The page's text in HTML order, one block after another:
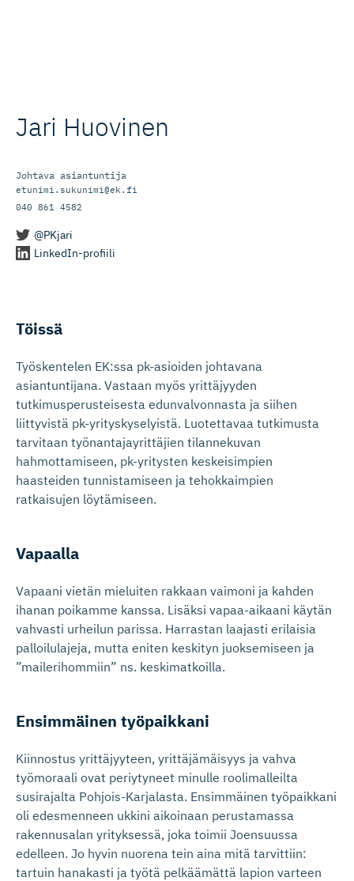
Jari Huovinen
Johtava asiantuntija
etunimi.sukunimi@ek.fi
040 861 4582
@PKjari
LinkedIn-profiili
Töissä
Työskentelen EK:ssa pk-asioiden johtavana
asiantuntijana. Vastaan myös yrittäjyyden
tutkimusperusteisesta edunvalvonnasta ja siihen
liittyvistä pk-yrityskyselyistä. Luotettavaa tutkimusta
tarvitaan työnantajayrittäjien tilannekuvan
hahmottamiseen, pk-yritysten keskeisimpien
haasteiden tunnistamiseen ja tehokkaimpien
ratkaisujen löytämiseen.
Vapaalla
Vapaani vietän mieluiten rakkaan vaimoni ja kahden
ihanan poikamme kanssa. Lisäksi vapaa-aikaani käytän
vahvasti urheilun parissa. Harrastan laajasti erilaisia
palloilulajeja, mutta eniten keskityn juoksemiseen ja
”mailerihommiin” ns. keskimatkoilla.
Ensimmäinen työpaikkani
Kiinnostus yrittäjyyteen, yrittäjämäisyys ja vahva
työmoraali ovat periytyneet minulle roolimalleilta
susirajalta Pohjois-Karjalasta. Ensimmäinen työpaikkani
oli edesmenneen ukkini aikoinaan perustamassa
rakennusalan yrityksessä, joka toimii Joensuussa
edelleen. Jo hyvin nuorena tein aina mitä tarvittiin:
tartuin hanakasti ja työtä pelkäämättä lapion varteen